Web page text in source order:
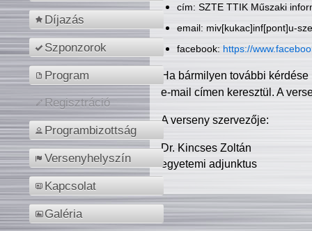
Díjazás
Szponzorok
Program
Regisztráció
Programbizottság
Versenyhelyszín
Kapcsolat
Galéria
cím: SZTE TTIK Műszaki
email: miv[kukac]inf[pont]u-
facebook: https://
Ha bármilyen további
e-mail címen keresztül. A
A verseny szervezője:
Dr. Kincses Zoltán
egyetemi adjunktus